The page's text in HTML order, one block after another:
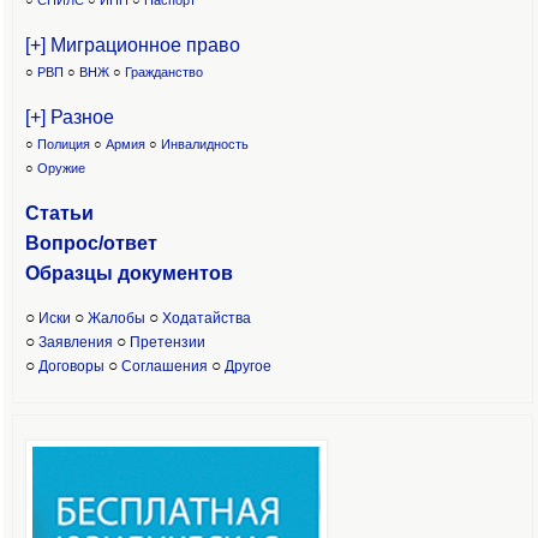
[+] Миграционное право
○ РВП ○ ВНЖ ○ Гражданство
[+] Разное
○ Полиция ○ Армия ○ Инвалидность
○ Оружие
Статьи
Вопрос/ответ
Образцы документов
○ Иски ○ Жалобы ○ Ходатайства
○ Заявления ○ Претензии
○ Договоры ○ Соглашения ○ Другое